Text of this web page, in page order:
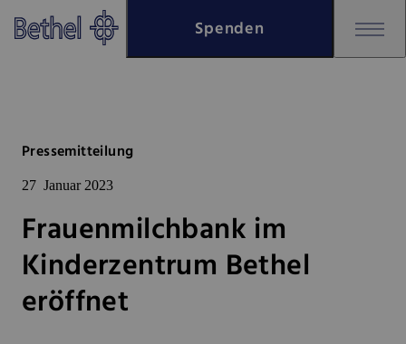
Zum Hauptinhalt springen
Zur Fußzeile springen
Spenden
Pressemitteilung
27 Januar 2023
Frauenmilchbank im
Kinderzentrum Bethel
eröffnet